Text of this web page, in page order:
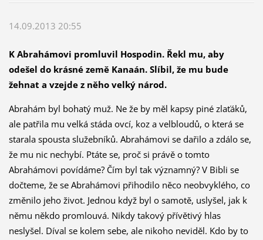
14.09.2013 20:55
K Abrahámovi promluvil Hospodin. Řekl mu, aby
odešel do krásné země Kanaán. Slíbil, že mu bude
žehnat a vzejde z něho velký národ.
Abrahám byl bohatý muž. Ne že by měl kapsy piné zlaťáků,
ale patřila mu velká stáda ovcí, koz a velbloudů, o která se
starala spousta služebníků. Abrahámovi se dařilo a zdálo se,
že mu nic nechybí. Ptáte se, proč si právě o tomto
Abrahámovi povídáme? Čím byl tak významný? V Bibli se
dočteme, že se Abrahámovi přihodilo něco neobvyklého, co
změnilo jeho život. Jed­nou když byl o samotě, uslyšel, jak k
němu někdo promlouvá. Nikdy takový přívětivý hlas
neslyšel. Díval se kolem sebe, ale nikoho neviděl. Kdo by to